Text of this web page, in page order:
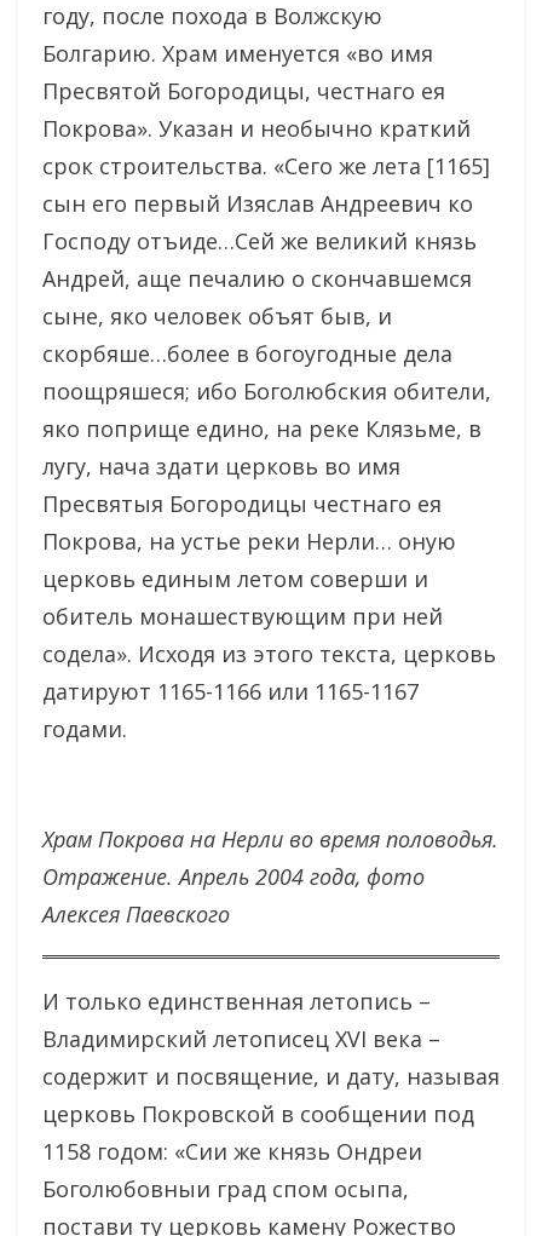
году, после похода в Волжскую
Болгарию. Храм именуется «во имя
Пресвятой Богородицы, честнаго ея
Покрова». Указан и необычно краткий
срок строительства. «Cего же лета [1165]
сын его первый Изяслав Андреевич ко
Господу отъиде…Cей же великий князь
Андрей, аще печалию о скончавшемся
сыне, яко человек объят быв, и
скорбяше…более в богоугодные дела
поощряшеся; ибо Боголюбския обители,
яко поприще едино, на реке Клязьме, в
лугу, нача здати церковь во имя
Пресвятыя Богородицы честнаго ея
Покрова, на устье реки Нерли… оную
церковь единым летом соверши и
обитель монашествующим при ней
содела». Исходя из этого текста, церковь
датируют 1165-1166 или 1165-1167
годами.
Храм Покрова на Нерли во время половодья.
Отражение. Апрель 2004 года, фото
Алексея Паевского
И только единственная летопись –
Владимирский летописец XVI века –
содержит и посвящение, и дату, называя
церковь Покровской в сообщении под
1158 годом: «Cии же князь Ондреи
Боголюбовныи град спом осыпа,
постави ту церковь камену Рожество